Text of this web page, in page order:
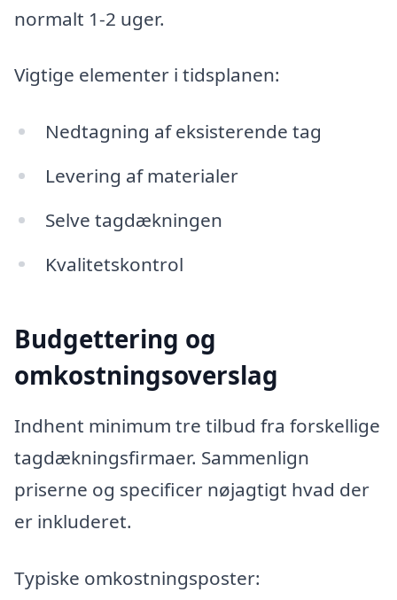
normalt 1-2 uger.
Vigtige elementer i tidsplanen:
Nedtagning af eksisterende tag
Levering af materialer
Selve tagdækningen
Kvalitetskontrol
Budgettering og
omkostningsoverslag
Indhent minimum tre tilbud fra forskellige
tagdækningsfirmaer. Sammenlign
priserne og specificer nøjagtigt hvad der
er inkluderet.
Typiske omkostningsposter: